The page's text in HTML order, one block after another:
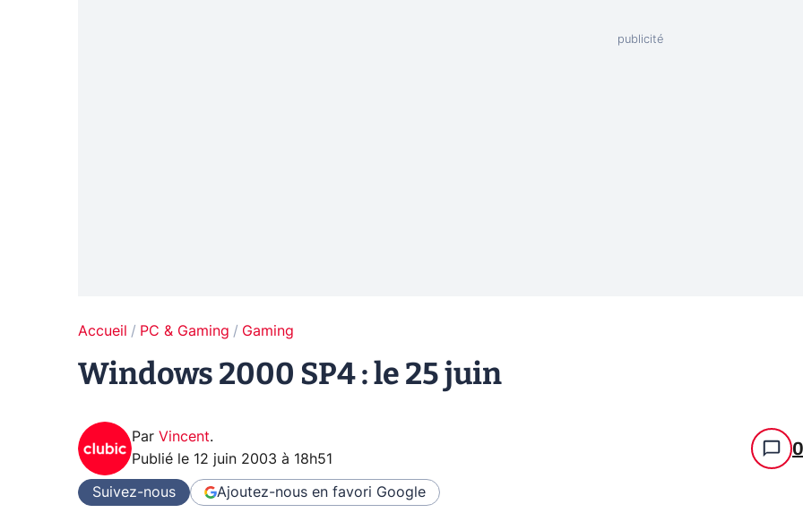
Accueil PC & Gaming Gaming
Windows 2000 SP4 : le 25 juin
Par Vincent.
Publié le 12 juin 2003 à 18h51 0
Suivez-nous Ajoutez-nous en favori Google